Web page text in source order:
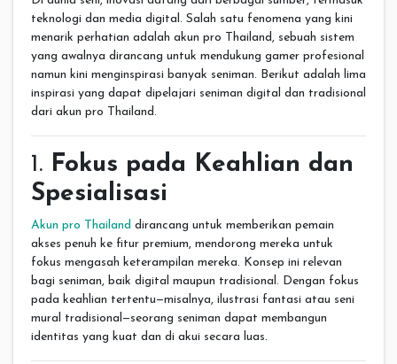
teknologi dan media digital. Salah satu fenomena yang kini
menarik perhatian adalah akun pro Thailand, sebuah sistem
yang awalnya dirancang untuk mendukung gamer profesional
namun kini menginspirasi banyak seniman. Berikut adalah lima
inspirasi yang dapat dipelajari seniman digital dan tradisional
dari akun pro Thailand.
1. Fokus pada Keahlian dan
Spesialisasi
Akun pro Thailand dirancang untuk memberikan pemain
akses penuh ke fitur premium, mendorong mereka untuk
fokus mengasah keterampilan mereka. Konsep ini relevan
bagi seniman, baik digital maupun tradisional. Dengan fokus
pada keahlian tertentu—misalnya, ilustrasi fantasi atau seni
mural tradisional—seorang seniman dapat membangun
identitas yang kuat dan di akui secara luas.